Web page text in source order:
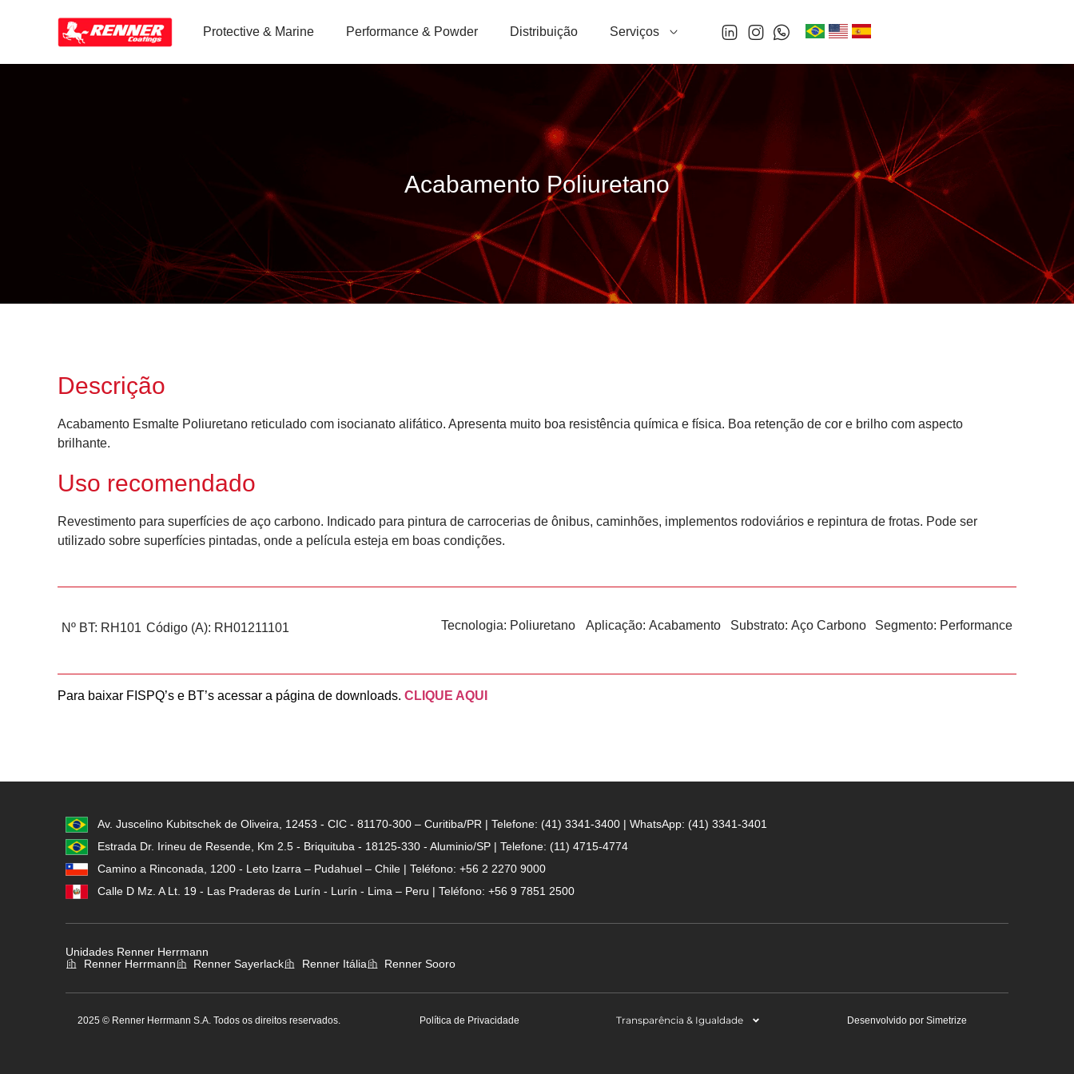
Protective & Marine Performance & Powder Distribuição Serviços
Acabamento Poliuretano
Descrição
Acabamento Esmalte Poliuretano reticulado com isocianato alifático. Apresenta muito boa resistência química e física. Boa retenção de cor e brilho com aspecto
brilhante.
Uso recomendado
Revestimento para superfícies de aço carbono. Indicado para pintura de carrocerias de ônibus, caminhões, implementos rodoviários e repintura de frotas. Pode ser
utilizado sobre superfícies pintadas, onde a película esteja em boas condições.
Nº BT: RH101 Código (A): RH01211101 Tecnologia: Poliuretano Aplicação: Acabamento Substrato:Aço Carbono Segmento: Performance
Para baixar FISPQ’s e BT’s acessar a página de downloads. CLIQUE AQUI
Av. Juscelino Kubitschek de Oliveira, 12453 - CIC - 81170-300 – Curitiba/PR | Telefone: (41) 3341-3400 | WhatsApp: (41) 3341-3401
Estrada Dr. Irineu de Resende, Km 2.5 - Briquituba - 18125-330 - Aluminio/SP | Telefone: (11) 4715-4774
Camino a Rinconada, 1200 - Leto Izarra – Pudahuel – Chile | Teléfono: +56 2 2270 9000
Calle D Mz. A Lt. 19 - Las Praderas de Lurín - Lurín - Lima – Peru | Teléfono: +56 9 7851 2500
Unidades Renner Herrmann
Renner Herrmann
Renner Sayerlack Renner Itália Renner Sooro
2025 © Renner Herrmann S.A. Todos os direitos reservados. Política de Privacidade Transparência & Igualdade Desenvolvido por Simetrize